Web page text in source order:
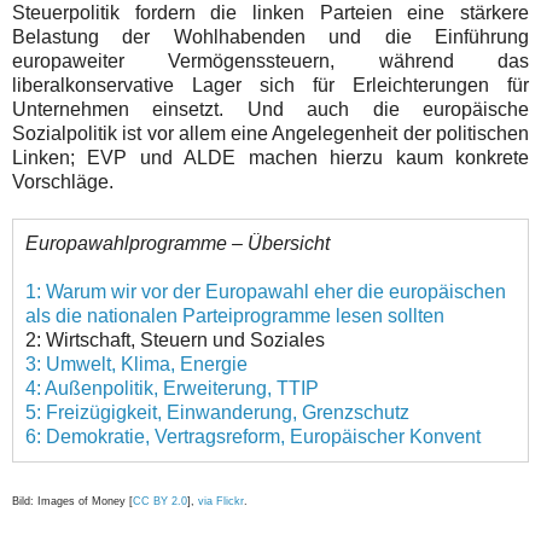
Steuerpolitik fordern die linken Parteien eine stärkere
Belastung der Wohlhabenden und die Einführung
europaweiter Vermögenssteuern, während das
liberalkonservative Lager sich für Erleichterungen für
Unternehmen einsetzt. Und auch die europäische
Sozialpolitik ist vor allem eine Angelegenheit der politischen
Linken; EVP und ALDE machen hierzu kaum konkrete
Vorschläge.
Europawahlprogramme – Übersicht
1: Warum wir vor der Europawahl eher die europäischen
als die nationalen Parteiprogramme lesen sollten
2: Wirtschaft, Steuern und Soziales
3: Umwelt, Klima, Energie
4: Außenpolitik, Erweiterung, TTIP
5: Freizügigkeit, Einwanderung, Grenzschutz
6: Demokratie, Vertragsreform, Europäischer Konvent
Bild: Images of Money [CC BY 2.0], via Flickr